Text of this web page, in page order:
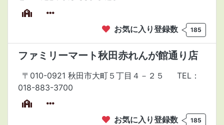
お気に入り登録数 185
ファミリーマート秋田赤れんが館通り店
〒010-0921 秋田市大町５丁目４－２５
TEL：
018-883-3700
お気に入り登録数 185